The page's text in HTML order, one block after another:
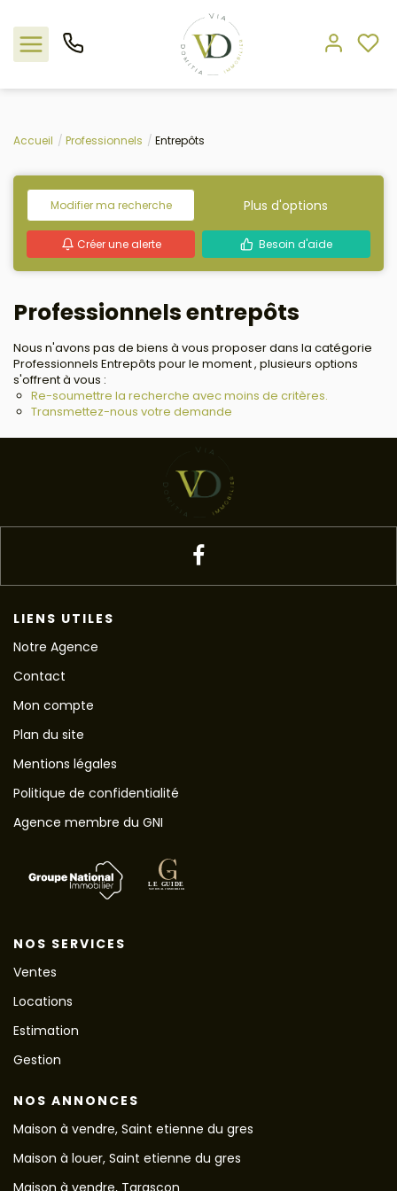
Nos offres
L'agence
Rejoindre le groupement
Estimation
Avis clients
Accueil Professionnels Entrepôts
Modifier ma recherche Plus d'options
Créer une alerte Besoin d'aide
Professionnels entrepôts
Nous n'avons pas de biens à vous proposer dans la catégorie
Professionnels Entrepôts pour le moment , plusieurs options
s'offrent à vous :
Re-soumettre la recherche avec moins de critères.
Transmettez-nous votre demande
LIENS UTILES
Notre Agence
Contact
Mon compte
Plan du site
Mentions légales
Politique de confidentialité
Agence membre du GNI
NOS SERVICES
Ventes
Locations
Estimation
Gestion
NOS ANNONCES
Maison à vendre, Saint etienne du gres
Maison à louer, Saint etienne du gres
Maison à vendre, Tarascon